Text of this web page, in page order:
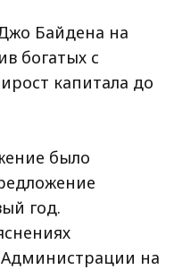
Байдена на
богатых с
капитала до
было
год.
на